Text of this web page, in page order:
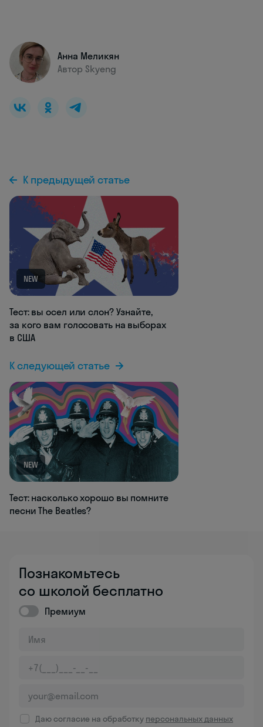
Анна Меликян
Автор Skyeng
К предыдущей статье
NEW
Тест: вы осел или слон? Узнайте,
за кого вам голосовать на выборах
в США
К следующей статье
NEW
Тест: насколько хорошо вы помните
песни The Beatles?
Познакомьтесь
со школой бесплатно
Премиум
Даю согласие на обработку персональных данных